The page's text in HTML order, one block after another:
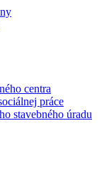
centra
práce
stavebného úradu